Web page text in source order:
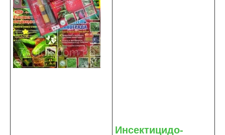
Инсектицидо-